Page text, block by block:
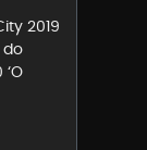
2019
do